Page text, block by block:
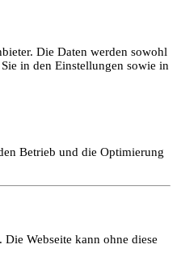
Die Daten werden sowohl
in den Einstellungen sowie in
Betrieb und die Optimierung
Webseite kann ohne diese